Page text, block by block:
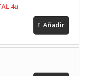
4u
Añadir